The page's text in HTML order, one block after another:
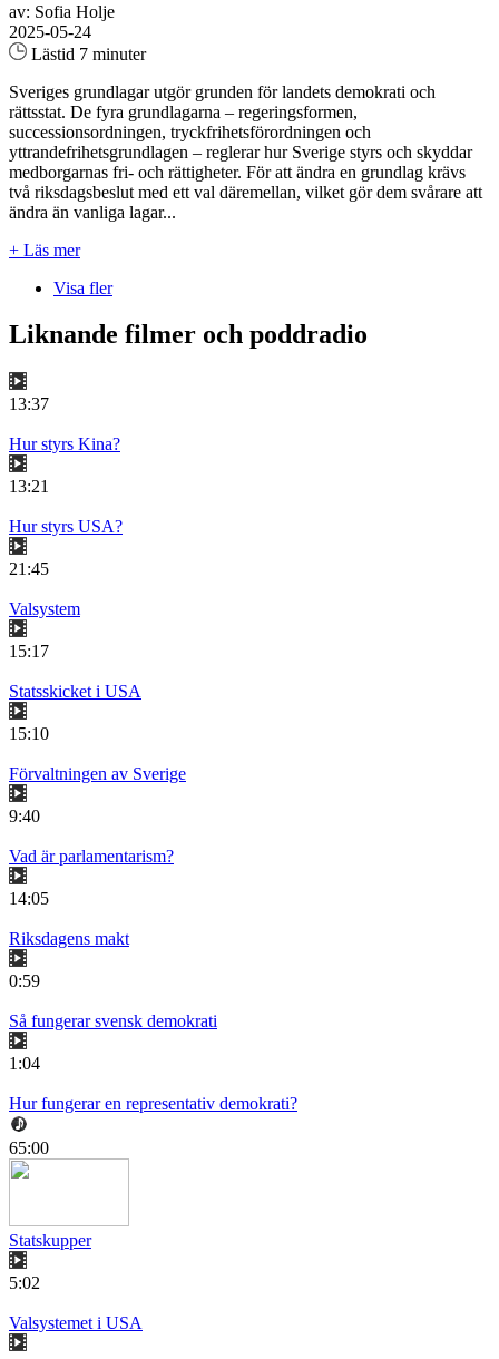
av: Sofia Holje
2025-05-24
Lästid 7 minuter
Sveriges grundlagar utgör grunden för landets demokrati och
rättsstat. De fyra grundlagarna – regeringsformen,
successionsordningen, tryckfrihetsförordningen och
yttrandefrihetsgrundlagen – reglerar hur Sverige styrs och skyddar
medborgarnas fri- och rättigheter. För att ändra en grundlag krävs
två riksdagsbeslut med ett val däremellan, vilket gör dem svårare att
ändra än vanliga lagar...
+ Läs mer
Visa fler
Liknande filmer och poddradio
13:37
Hur styrs Kina?
13:21
Hur styrs USA?
21:45
Valsystem
15:17
Statsskicket i USA
15:10
Förvaltningen av Sverige
9:40
Vad är parlamentarism?
14:05
Riksdagens makt
0:59
Så fungerar svensk demokrati
1:04
Hur fungerar en representativ demokrati?
65:00
Statskupper
5:02
Valsystemet i USA